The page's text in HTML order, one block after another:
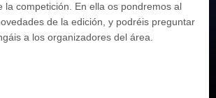
la competición. En ella os pondremos al
de la edición, y podréis preguntar
a los organizadores del área.